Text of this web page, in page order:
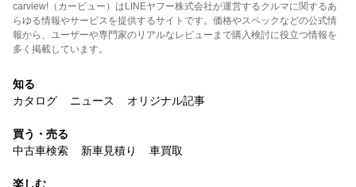
carview!（カービュー）はLINEヤフー株式会社が運営するクルマに関するあ
らゆる情報やサービスを提供するサイトです。価格やスペックなどの公式情
報から、ユーザーや専門家のリアルなレビューまで購入検討に役立つ情報を
多く掲載しています。
知る
カタログ
ニュース オリジナル記事
買う・売る
中古車検索
新車見積り 車買取
楽しむ